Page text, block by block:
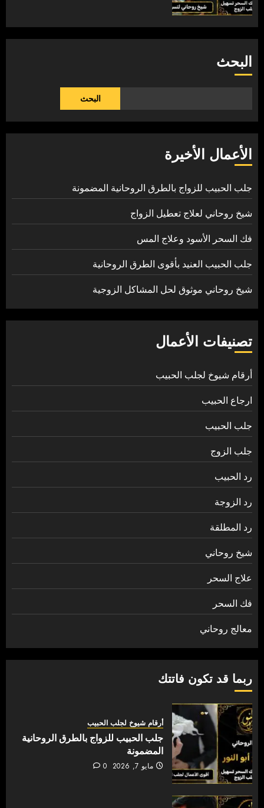
البحث
البحث
الأعمال الأخيرة
جلب الحبيب للزواج بالطرق الروحانية المضمونة
شيخ روحاني لعلاج تعطيل الزواج
فك السحر الأسود وعلاج المس
جلب الحبيب العنيد بأقوى الطرق الروحانية
شيخ روحاني موثوق لحل المشاكل الزوجية
تصنيفات الأعمال
أرقام شيوخ لجلب الحبيب
ارجاع الحبيب
جلب الحبيب
جلب الزوج
رد الحبيب
رد الزوجة
رد المطلقة
شيخ روحاني
علاج السحر
فك السحر
معالج روحاني
ربما قد تكون فاتتك
أرقام شيوخ لجلب الحبيب
جلب الحبيب للزواج بالطرق الروحانية
المضمونة
مايو 7, 2026 0